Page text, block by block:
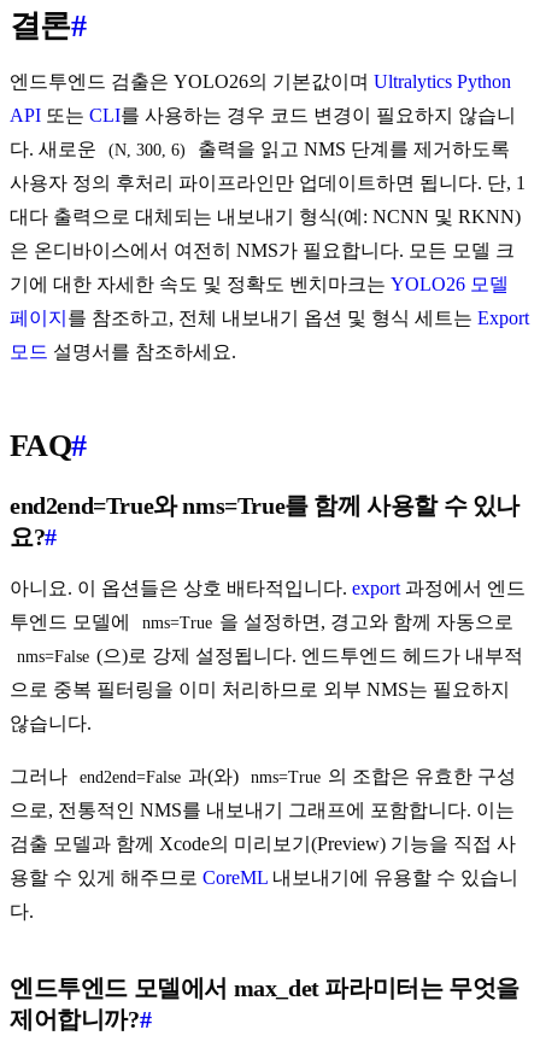
결론#
엔드투엔드 검출은 YOLO26의 기본값이며 Ultralytics Python
API 또는 CLI를 사용하는 경우 코드 변경이 필요하지 않습니
다. 새로운
(N, 300, 6)
출력을 읽고 NMS 단계를 제거하도록
사용자 정의 후처리 파이프라인만 업데이트하면 됩니다. 단, 1
대다 출력으로 대체되는 내보내기 형식(예: NCNN 및 RKNN)
은 온디바이스에서 여전히 NMS가 필요합니다. 모든 모델 크
기에 대한 자세한 속도 및 정확도 벤치마크는 YOLO26 모델
페이지 를 참조하고, 전체 내보내기 옵션 및 형식 세트는 Export
모드 설명서를 참조하세요.
FAQ#
end2end=True와 nms=True를 함께 사용할 수 있나
요?#
아니요. 이 옵션들은 상호 배타적입니다. export 과정에서 엔드
투엔드 모델에
nms=True 을 설정하면, 경고와 함께 자동으로
nms=False (으)로 강제 설정됩니다. 엔드투엔드 헤드가 내부적
으로 중복 필터링을 이미 처리하므로 외부 NMS는 필요하지
않습니다.
그러나 end2end=False 과(와) nms=True 의 조합은 유효한 구성
으로, 전통적인 NMS를 내보내기 그래프에 포함합니다. 이는
검출 모델과 함께 Xcode의 미리보기(Preview) 기능을 직접 사
용할 수 있게 해주므로 CoreML 내보내기에 유용할 수 있습니
다.
엔드투엔드 모델에서 max_det 파라미터는 무엇을
제어합니까?#